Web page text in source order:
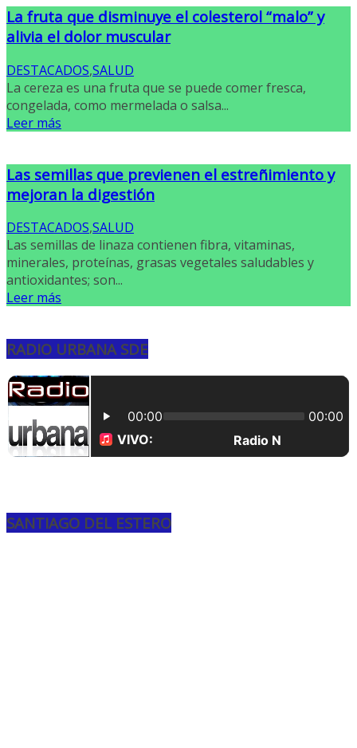
La fruta que disminuye el colesterol “malo” y
alivia el dolor muscular
DESTACADOS,SALUD
La cereza es una fruta que se puede comer fresca,
congelada, como mermelada o salsa...
Leer más
Las semillas que previenen el estreñimiento y
mejoran la digestión
DESTACADOS,SALUD
Las semillas de linaza contienen fibra, vitaminas,
minerales, proteínas, grasas vegetales saludables y
antioxidantes; son...
Leer más
RADIO URBANA SDE
SANTIAGO DEL ESTERO